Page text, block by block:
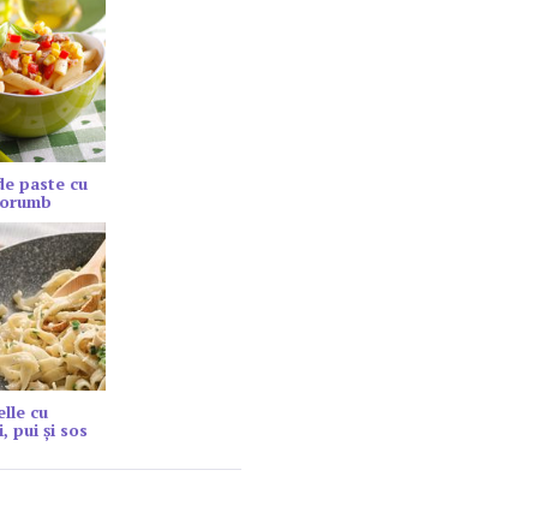
paste cu
cu
pui și sos